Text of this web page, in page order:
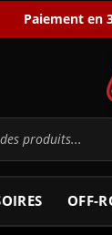
Paiement en
OFF-